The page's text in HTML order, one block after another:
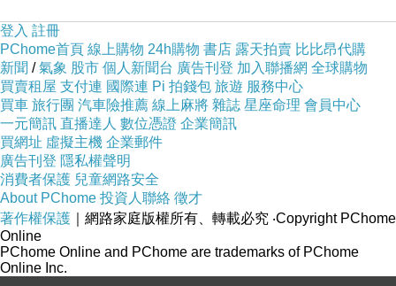
的 EF50mm F1.8
商品訊息簡述:
登入 註冊
PChome首頁 線上購物 24h購物 書店 露天拍賣 比比昂代購
新聞 /氣象 股市 個人新聞台 廣告刊登 加入聯播網 全球購物
買賣租屋 支付連 國際連 Pi 拍錢包 旅遊 服務中心
買車 旅行團 汽車險推薦 線上麻將 雜誌 星座命理 會員中心
一元簡訊 直播達人 數位憑證 企業簡訊
買網址 虛擬主機 企業郵件
廣告刊登 隱私權聲明
消費者保護 兒童網路安全
About PChome 投資人聯絡 徵才
著作權保護 ｜網路家庭版權所有、轉載必究 ‧Copyright PChome
Online
PChome Online and PChome are trademarks of PChome
Online Inc.